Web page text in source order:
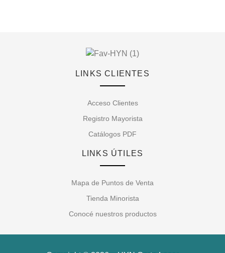
LINKS CLIENTES
Acceso Clientes
Registro Mayorista
Catálogos PDF
LINKS ÚTILES
Mapa de Puntos de Venta
Tienda Minorista
Conocé nuestros productos